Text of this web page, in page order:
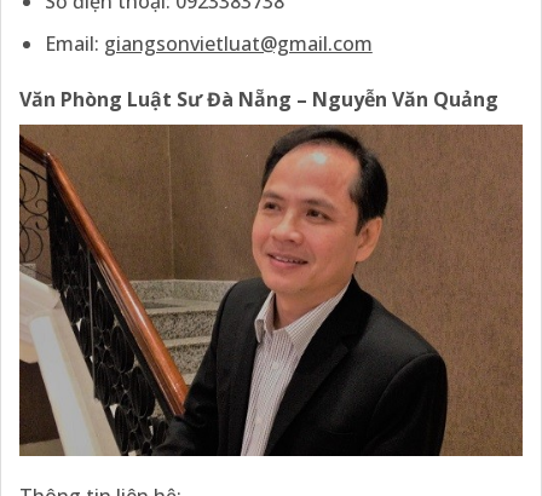
Email: giangsonvietluat@gmail.com
Văn Phòng Luật Sư Đà Nẵng – Nguyễn Văn Quảng